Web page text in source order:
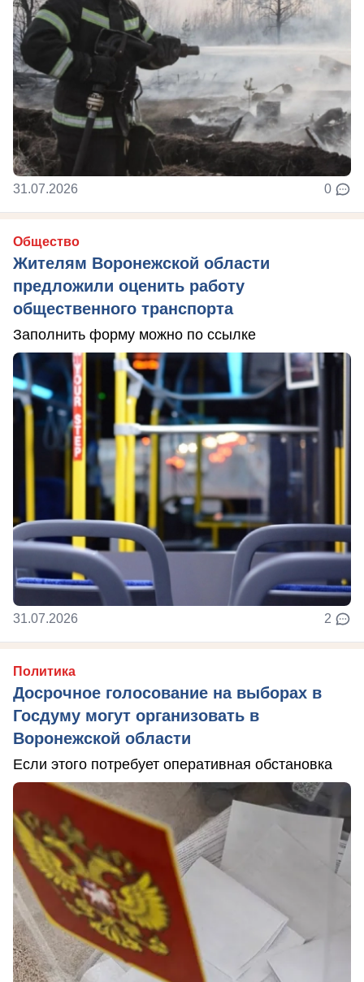
31.07.2026 0
Общество
Жителям Воронежской области
предложили оценить работу
общественного транспорта
Заполнить форму можно по ссылке
31.07.2026 2
Политика
Досрочное голосование на выборах в
Госдуму могут организовать в
Воронежской области
Если этого потребует оперативная обстановка